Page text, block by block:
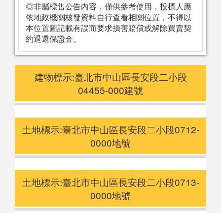
◎非屬標售公告內容，僅供參考使用，投標人應
依地政機關核發資料自行查看相關位置，不得以
本位置圖記載有誤而要求損害賠償或解除買賣契
約退還保證金。
建物標示:臺北市中山區長安段二小段
04455-000建號
土地標示:臺北市中山區長安段二小段0712-
0000地號
土地標示:臺北市中山區長安段二小段0713-
0000地號